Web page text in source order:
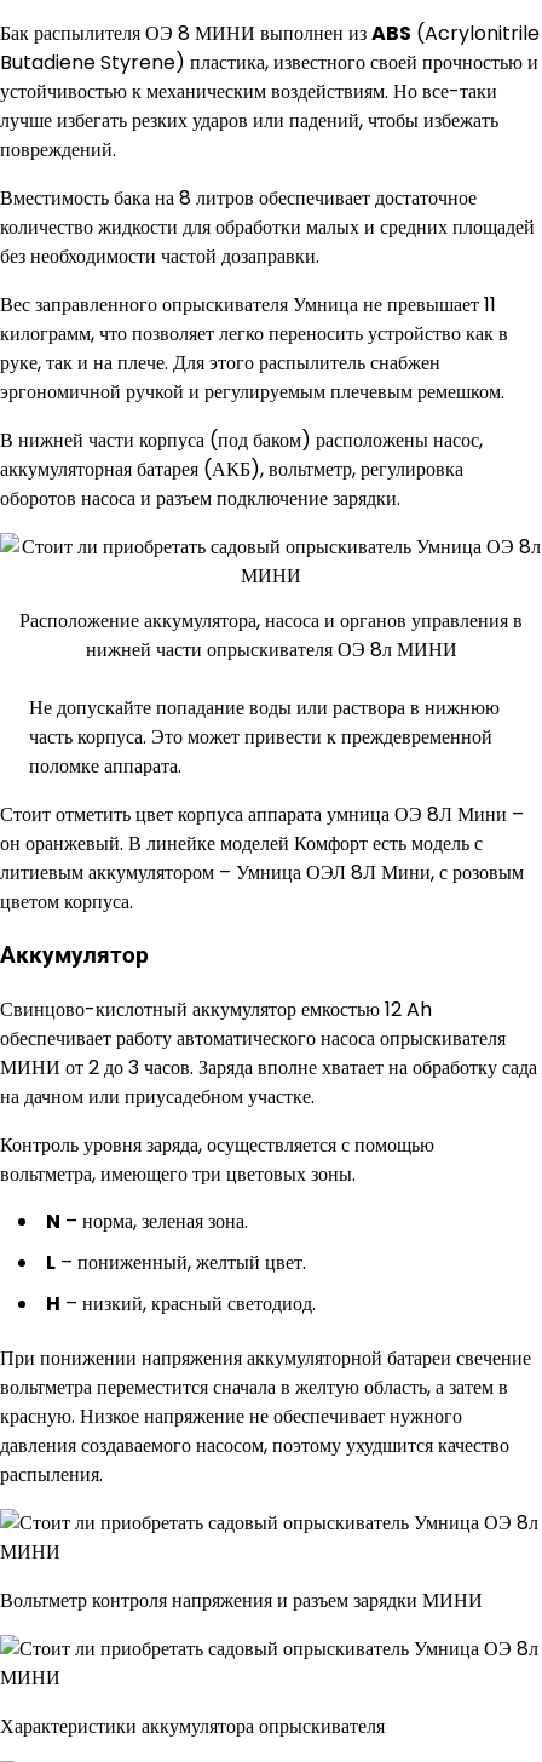
Бак распылителя ОЭ 8 МИНИ выполнен изABS (Acrylonitrile
Butadiene Styrene) пластика, известного своей прочностью и
устойчивостью к механическим воздействиям. Но все-таки
лучше избегать резких ударов или падений, чтобы избежать
повреждений.
Вместимость бака на 8 литров обеспечивает достаточное
количество жидкости для обработки малых и средних площадей
без необходимости частой дозаправки.
Вес заправленного опрыскивателя Умница не превышает 11
килограмм, что позволяет легко переносить устройство как в
руке, так и на плече. Для этого распылитель снабжен
эргономичной ручкой и регулируемым плечевым ремешком.
В нижней части корпуса (под баком) расположены насос,
аккумуляторная батарея (АКБ), вольтметр, регулировка
оборотов насоса и разъем подключение зарядки.
Расположение аккумулятора, насоса и органов управления в
нижней части опрыскивателя ОЭ 8л МИНИ
Не допускайте попадание воды или раствора в нижнюю
часть корпуса. Это может привести к преждевременной
поломке аппарата.
Стоит отметить цвет корпуса аппарата умница ОЭ 8Л Мини –
он оранжевый. В линейке моделей Комфорт есть модель с
литиевым аккумулятором – Умница ОЭЛ 8Л Мини, с розовым
цветом корпуса.
Аккумулятор
Свинцово-кислотный аккумулятор емкостью 12 Ah
обеспечивает работу автоматического насоса опрыскивателя
МИНИ от 2 до 3 часов. Заряда вполне хватает на обработку сада
на дачном или приусадебном участке.
Контроль уровня заряда, осуществляется с помощью
вольтметра, имеющего три цветовых зоны.
N – норма, зеленая зона.
L – пониженный, желтый цвет.
H – низкий, красный светодиод.
При понижении напряжения аккумуляторной батареи свечение
вольтметра переместится сначала в желтую область, а затем в
красную. Низкое напряжение не обеспечивает нужного
давления создаваемого насосом, поэтому ухудшится качество
распыления.
Вольтметр контроля напряжения и разъем зарядки МИНИ
Характеристики аккумулятора опрыскивателя